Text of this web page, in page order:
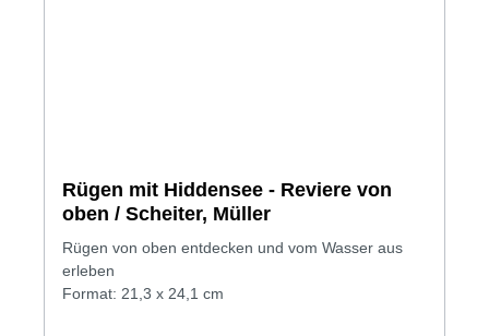
Rügen mit Hiddensee - Reviere von
oben / Scheiter, Müller
Rügen von oben entdecken und vom Wasser aus
erleben
Format: 21,3 x 24,1 cm